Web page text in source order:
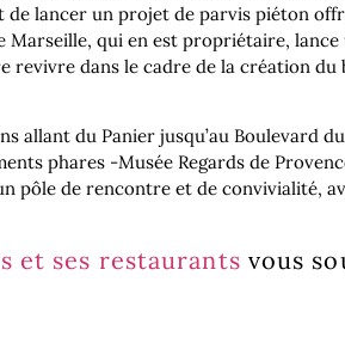
lancer un projet de parvis piéton
Marseille, qui en est propriétaire,
revivre dans le cadre de la création
allant du Panier jusqu’au Boulevard
phares -Musée Regards de
pôle de rencontre et de convivialité,
et ses restaurants vous